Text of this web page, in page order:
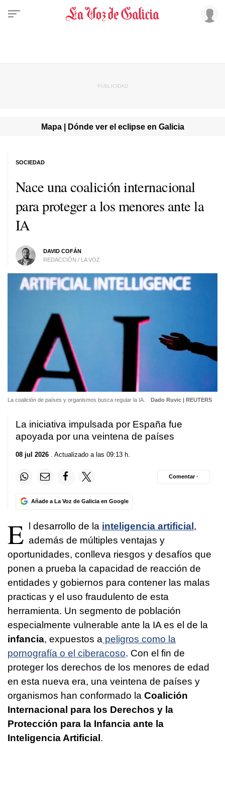
Mapa | Dónde ver el eclipse en Galicia
Nace una coalición internacional
para proteger a los menores ante la
IA
DAVID COFÁN
REDACCIÓN / LA VOZ
SOCIEDAD
La coalición de países y organismos busca regular la IA. Dado Ruvic | REUTERS
La iniciativa impulsada por España fue
apoyada por una veintena de países
08 jul 2026 . Actualizado a las 09:13 h.
Añade a La Voz de Galicia en Google
Comentar ·
E l desarrollo de la inteligencia artificial,
además de múltiples ventajas y
oportunidades, conlleva riesgos y desafíos que
ponen a prueba la capacidad de reacción de
entidades y gobiernos para contener las malas
practicas y el uso fraudulento de esta
herramienta. Un segmento de población
especialmente vulnerable ante la IA es el de la
infancia, expuestos a peligros como la
pornografía o el ciberacoso. Con el fin de
proteger los derechos de los menores de edad
en esta nueva era, una veintena de países y
organismos han conformado la Coalición
Internacional para los Derechos y la
Protección para la Infancia ante la
Inteligencia Artificial.